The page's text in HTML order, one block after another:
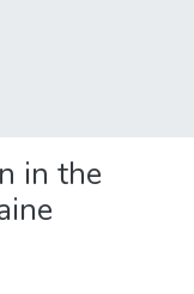
in the